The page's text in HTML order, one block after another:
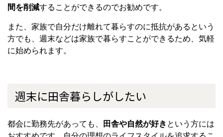
間を削減することができるのでお勧めです。
また、家族で自分だけ離れて暮らすのに抵抗があるという
方でも、週末などは家族で暮らすことができるため、気軽
に始められます。
週末に田舎暮らしがしたい
都会に勤務先があっても、 田舎や自然が好き という方には